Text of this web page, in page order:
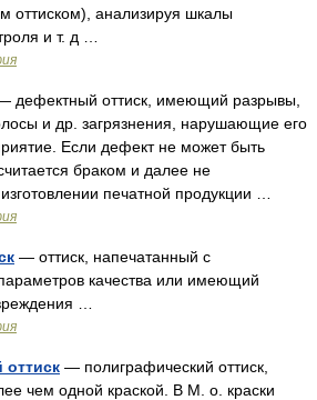
оттиском), анализируя шкалы
и т. д …
дефектный оттиск, имеющий разрывы,
и др. загрязнения, нарушающие его
Если дефект не может быть
браком и далее не
печатной продукции …
— оттиск, напечатанный с
качества или имеющий
…
оттиск — полиграфический оттиск,
чем одной краской. В М. о. краски